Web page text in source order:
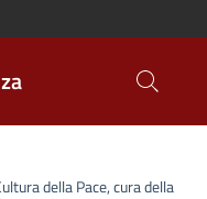
della Pace, cura della